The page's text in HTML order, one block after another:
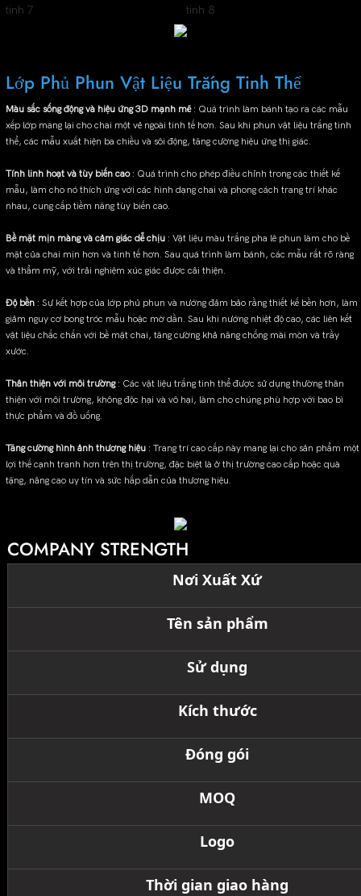
Lớp Phủ Phun Vật Liệu Trắng Tinh Thể
Màu sắc sống động và hiệu ứng 3D mạnh mẽ : Quá trình làm bánh tạo ra các mẫu
xếp lớp mang lại cho chai một vẻ ngoài tinh tế hơn. Sau khi phun vật liệu trắng tinh
thể, các mẫu xuất hiện ba chiều và sôi động, tăng cường hiệu ứng thị giác.
Tính linh hoạt và tùy biến cao : Quá trình cho phép điều chỉnh trong các thiết kế
mẫu, làm cho nó thích ứng với các hình dạng chai và phong cách trang trí khác
nhau, cung cấp tiềm năng tùy biến cao.
Bề mặt mịn màng và cảm giác dễ chịu : Vật liệu màu trắng pha lê phun làm cho bề
mặt của chai mịn hơn và tinh tế hơn. Sau quá trình làm bánh, các mẫu rất rõ ràng
và thẩm mỹ, với trải nghiệm xúc giác được cải thiện.
Độ bền : Sự kết hợp của lớp phủ phun và nướng đảm bảo rằng thiết kế bền hơn, làm
giảm nguy cơ bong tróc mẫu hoặc mờ dần. Sau khi nướng nhiệt độ cao, các liên kết
vật liệu chắc chắn với bề mặt chai, tăng cường khả năng chống mài mòn và trầy
xước.
Thân thiện với môi trường : Các vật liệu trắng tinh thể được sử dụng thường thân
thiện với môi trường, không độc hại và vô hại, làm cho chúng phù hợp với bao bì
thực phẩm và đồ uống.
Tăng cường hình ảnh thương hiệu : Trang trí cao cấp này mang lại cho sản phẩm một
lợi thế cạnh tranh hơn trên thị trường, đặc biệt là ở thị trường cao cấp hoặc quà
tặng, nâng cao uy tín và sức hấp dẫn của thương hiệu.
COMPANY STRENGTH
Nơi Xuất Xứ
Tên sản phẩm
Sử dụng
Kích thước
Đóng gói
MOQ
Logo
Thời gian giao hàng